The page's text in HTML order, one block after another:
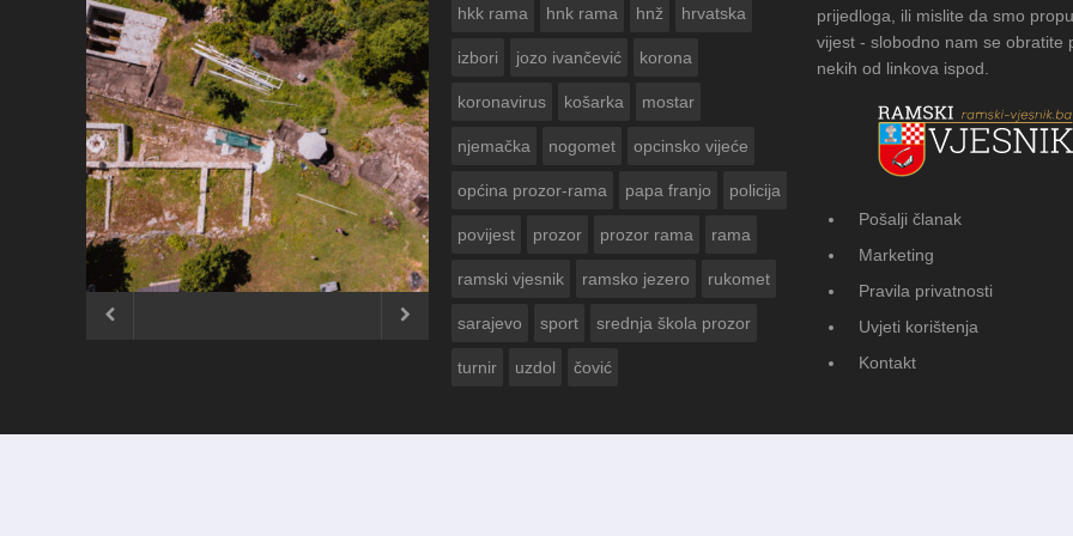
ČESTITKA RAMSKOG VJESNIKA ZA
 
hkk rama hnk rama hnž hrvatska
izbori jozo ivančević korona
koronavirus košarka mostar
njemačka nogomet opcinsko vijeće
općina prozor-rama papa franjo policija
povijest prozor prozor rama rama
ramski vjesnik ramsko jezero rukomet
sarajevo sport srednja škola prozor
turnir uzdol čović
prijedloga, ili mislite da smo
vijest - slobodno nam se obratite
nekih od linkova ispod.
Pošalji članak
Marketing
Pravila privatnosti
Uvjeti korištenja
Kontakt